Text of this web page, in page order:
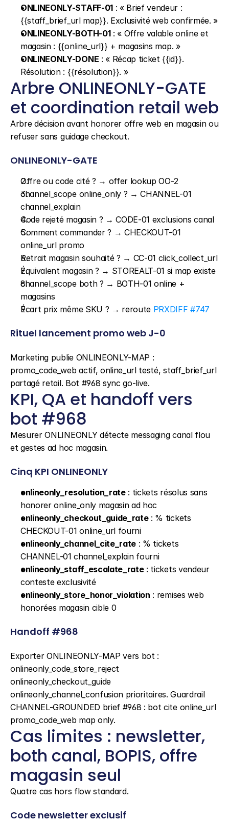
ONLINEONLY-STAFF-01 : « Brief vendeur :
{{staff_brief_url map}}. Exclusivité web confirmée. »
ONLINEONLY-BOTH-01 : « Offre valable online et
magasin : {{online_url}} + magasins map. »
ONLINEONLY-DONE : « Récap ticket {{id}}.
Résolution : {{résolution}}. »
Arbre ONLINEONLY-GATE
et coordination retail web
Arbre décision avant honorer offre web en magasin ou
refuser sans guidage checkout.
ONLINEONLY-GATE
Offre ou code cité ? → offer lookup OO-2
channel_scope online_only ? → CHANNEL-01
channel_explain
Code rejeté magasin ? → CODE-01 exclusions canal
Comment commander ? → CHECKOUT-01
online_url promo
Retrait magasin souhaité ? → CC-01 click_collect_url
Équivalent magasin ? → STOREALT-01 si map existe
channel_scope both ? → BOTH-01 online +
magasins
Écart prix même SKU ? → reroute PRXDIFF #747
Rituel lancement promo web J-0
Marketing publie ONLINEONLY-MAP :
promo_code_web actif, online_url testé, staff_brief_url
partagé retail. Bot #968 sync go-live.
KPI, QA et handoff vers
bot #968
Mesurer ONLINEONLY détecte messaging canal flou
et gestes ad hoc magasin.
Cinq KPI ONLINEONLY
onlineonly_resolution_rate : tickets résolus sans
honorer online_only magasin ad hoc
onlineonly_checkout_guide_rate : % tickets
CHECKOUT-01 online_url fourni
onlineonly_channel_cite_rate : % tickets
CHANNEL-01 channel_explain fourni
onlineonly_staff_escalate_rate : tickets vendeur
conteste exclusivité
onlineonly_store_honor_violation : remises web
honorées magasin cible 0
Handoff #968
Exporter ONLINEONLY-MAP vers bot :
onlineonly_code_store_reject
onlineonly_checkout_guide
onlineonly_channel_confusion prioritaires. Guardrail
CHANNEL-GROUNDED brief #968 : bot cite online_url
promo_code_web map only.
Cas limites : newsletter,
both canal, BOPIS, offre
magasin seul
Quatre cas hors flow standard.
Code newsletter exclusif